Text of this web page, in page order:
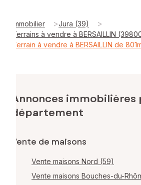
Immobilier >Jura (39) >
Terrains à vendre à BERSAILLIN
Terrain à vendre à BERSAILLIN de
Annonces immobilières
département
Vente de maisons
Vente maisons Nord (59)
Vente maisons Bouches-du-